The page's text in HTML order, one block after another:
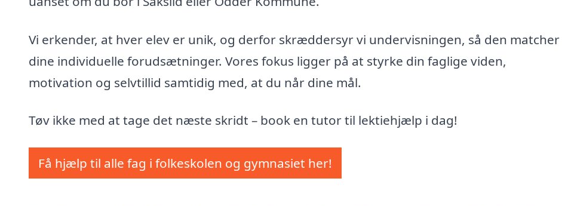
Vi erkender, at hver elev er unik, og derfor skræddersyr vi undervisningen, så den matcher
dine individuelle forudsætninger. Vores fokus ligger på at styrke din faglige viden,
motivation og selvtillid samtidig med, at du når dine mål.
Tøv ikke med at tage det næste skridt – book en tutor til lektiehjælp i dag!
Få hjælp til alle fag i folkeskolen og gymnasiet her!